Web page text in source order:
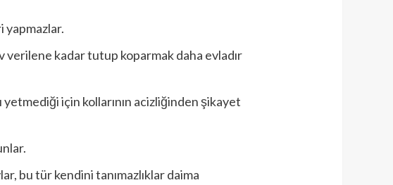
yapmazlar.
verilene kadar tutup koparmak daha evladır
için kollarının acizliğinden şikayet
bu tür kendini tanımazlıklar daima